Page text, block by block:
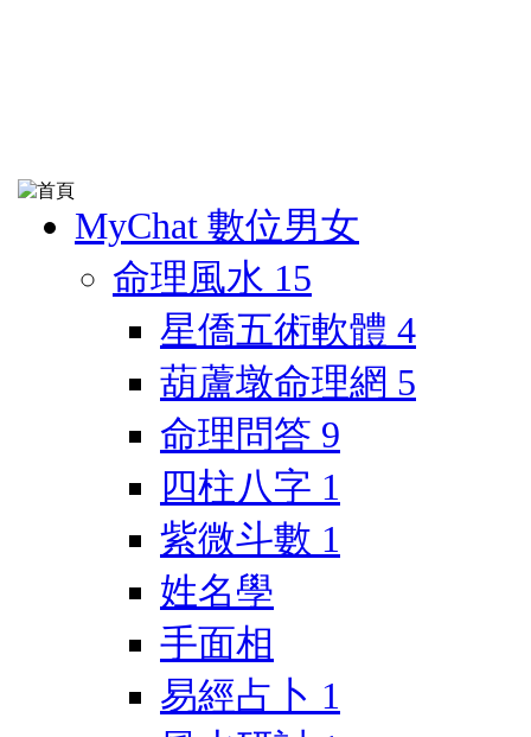
MyChat 數位男女
命理風水 15
星僑五術軟體 4
葫蘆墩命理網 5
命理問答 9
四柱八字 1
紫微斗數 1
姓名學
手面相
易經占卜 1